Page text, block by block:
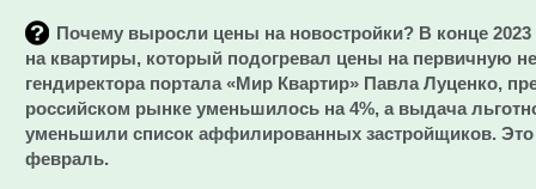
Почему выросли цены на новостройки? В конце
на квартиры, который подогревал цены на первичную
гендиректора портала «Мир Квартир» Павла Луценко,
российском рынке уменьшилось на 4%, а выдача
уменьшили список аффилированных застройщиков. Это
февраль.